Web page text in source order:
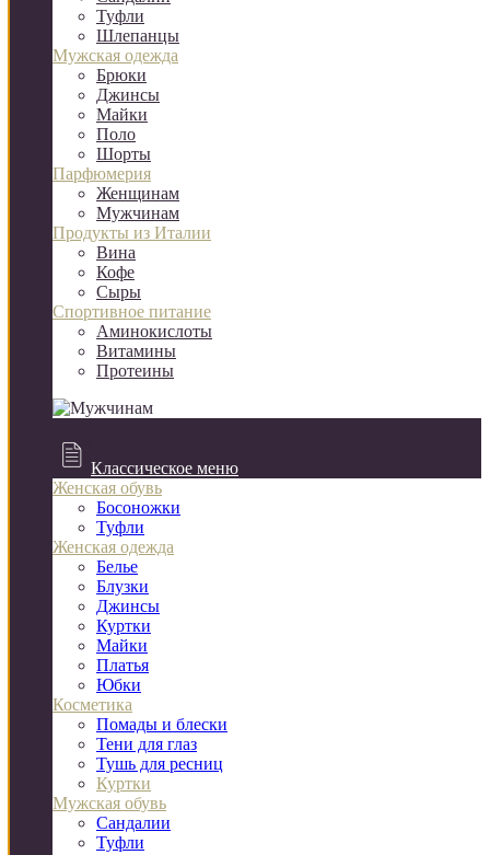
Туфли
Шлепанцы
Мужская одежда
Брюки
Джинсы
Майки
Поло
Шорты
Парфюмерия
Женщинам
Мужчинам
Продукты из Италии
Вина
Кофе
Сыры
Спортивное питание
Аминокислоты
Витамины
Протеины
Классическое меню
Женская обувь
Босоножки
Туфли
Женская одежда
Белье
Блузки
Джинсы
Куртки
Майки
Платья
Юбки
Косметика
Помады и блески
Тени для глаз
Тушь для ресниц
Куртки
Мужская обувь
Сандалии
Туфли